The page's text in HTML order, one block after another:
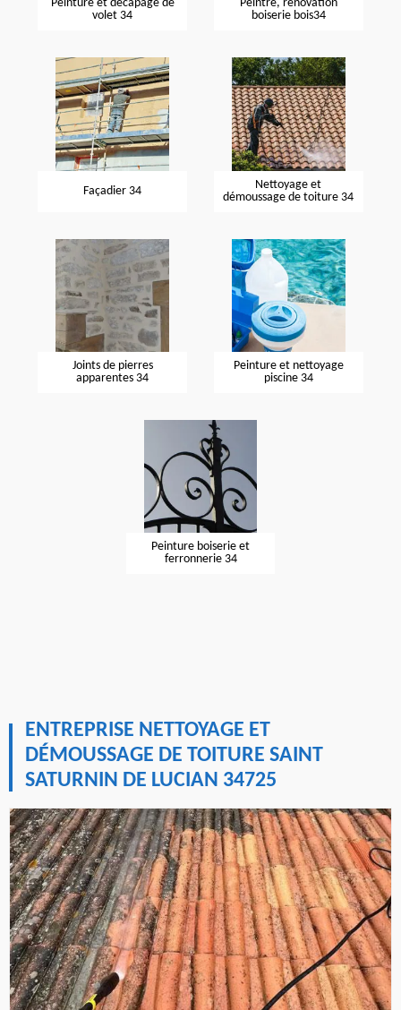
Peinture et décapage de
volet 34
Peintre, rénovation
boiserie bois34
Façadier 34
Nettoyage et
démoussage de toiture 34
Joints de pierres
apparentes 34
Peinture et nettoyage
piscine 34
Peinture boiserie et
ferronnerie 34
ENTREPRISE NETTOYAGE ET
DÉMOUSSAGE DE TOITURE SAINT
SATURNIN DE LUCIAN 34725